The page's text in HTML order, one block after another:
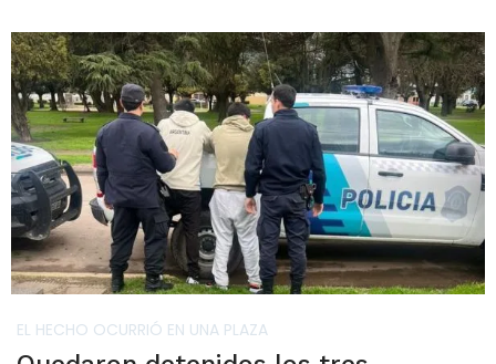
EL HECHO OCURRIÓ EN UNA PLAZA